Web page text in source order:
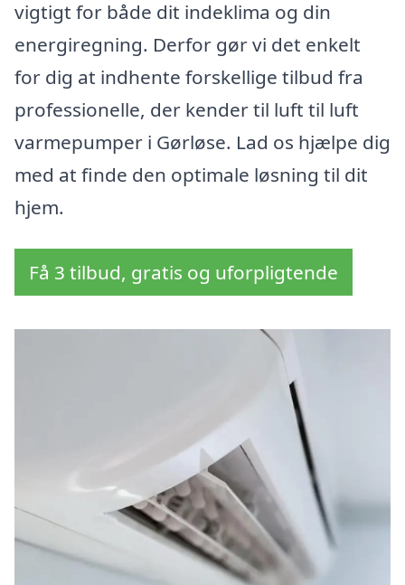
vigtigt for både dit indeklima og din
energiregning. Derfor gør vi det enkelt
for dig at indhente forskellige tilbud fra
professionelle, der kender til luft til luft
varmepumper i Gørløse. Lad os hjælpe dig
med at finde den optimale løsning til dit
hjem.
Få 3 tilbud, gratis og uforpligtende